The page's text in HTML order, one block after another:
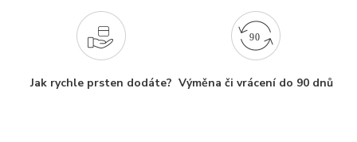
Jak rychle prsten dodáte? Výměna či vrácení do 90 dnů